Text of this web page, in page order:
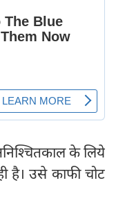
के लिये
है। उसे काफी चोट